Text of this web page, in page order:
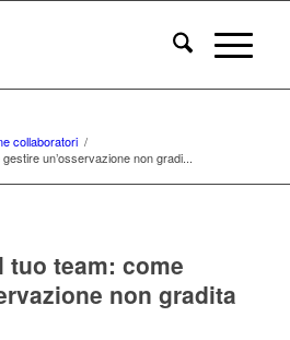
collaboratori /
un’osservazione non gradi...
team: come
non gradita